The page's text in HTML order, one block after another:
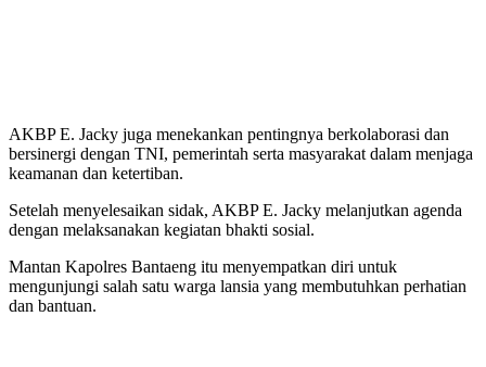
AKBP E. Jacky juga menekankan pentingnya berkolaborasi dan
bersinergi dengan TNI, pemerintah serta masyarakat dalam menjaga
keamanan dan ketertiban.
Setelah menyelesaikan sidak, AKBP E. Jacky melanjutkan agenda
dengan melaksanakan kegiatan bhakti sosial.
Mantan Kapolres Bantaeng itu menyempatkan diri untuk
mengunjungi salah satu warga lansia yang membutuhkan perhatian
dan bantuan.